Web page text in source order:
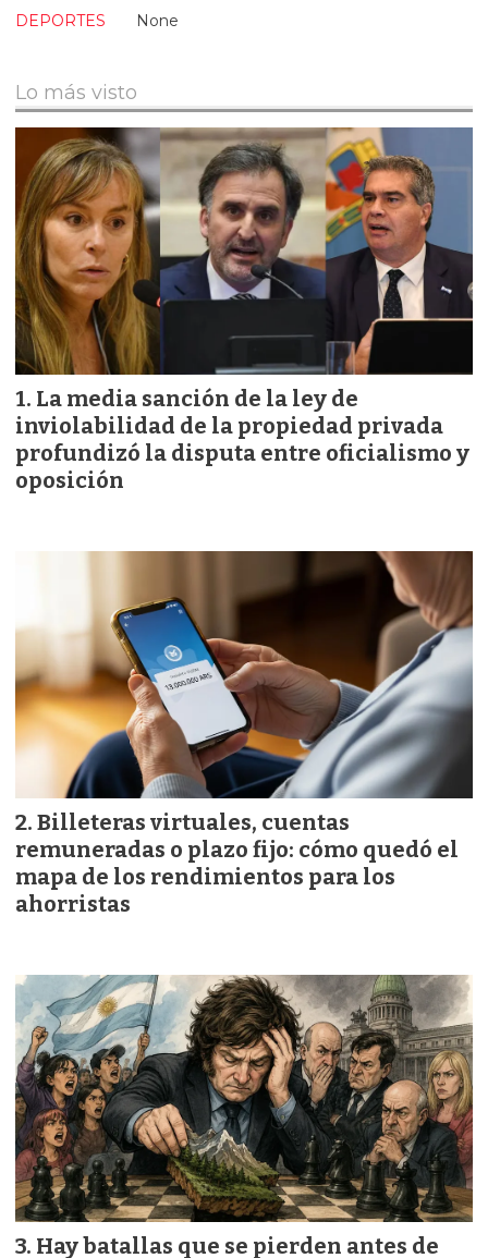
None
DEPORTES
Lo más visto
La media sanción de la ley de
inviolabilidad de la propiedad privada
profundizó la disputa entre oficialismo y
oposición
Billeteras virtuales, cuentas
remuneradas o plazo fijo: cómo quedó el
mapa de los rendimientos para los
ahorristas
Hay batallas que se pierden antes de